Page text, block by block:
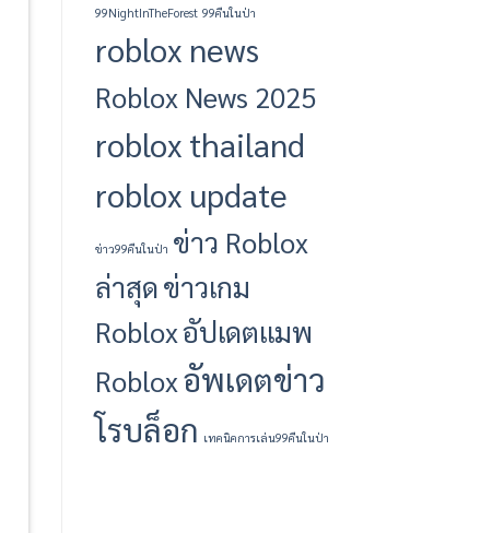
เติม
คุ้ม
2026-
01-
2026):
ใหม่,
Studio,
หุ้น
และ
สถานการณ์
99NightInTheForest 99คืนในป่า
roblox news
Roblox News 2025
roblox thailand
roblox update
ข่าว99คืนในป่า ข่าว Roblox
ล่าสุดข่าวเกม
Robloxอัปเดตแมพ
Robloxอัพเดตข่าว
โรบล็อก เทคนิคการเล่น99คืนในป่า